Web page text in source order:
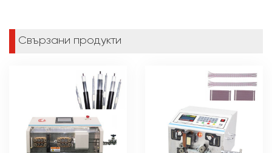
Свързани продукти